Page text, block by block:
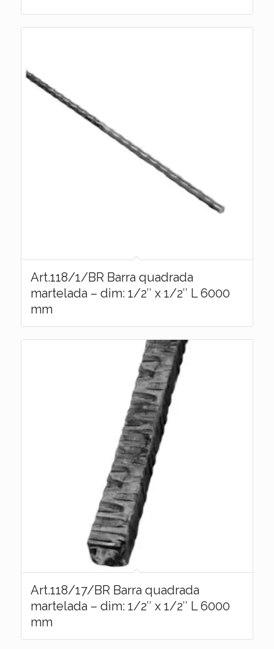
Art.118/1/BR Barra quadrada
martelada – dim: 1/2″ x 1/2″ L 6000
mm
Art.118/17/BR Barra quadrada
martelada – dim: 1/2″ x 1/2″ L 6000
mm